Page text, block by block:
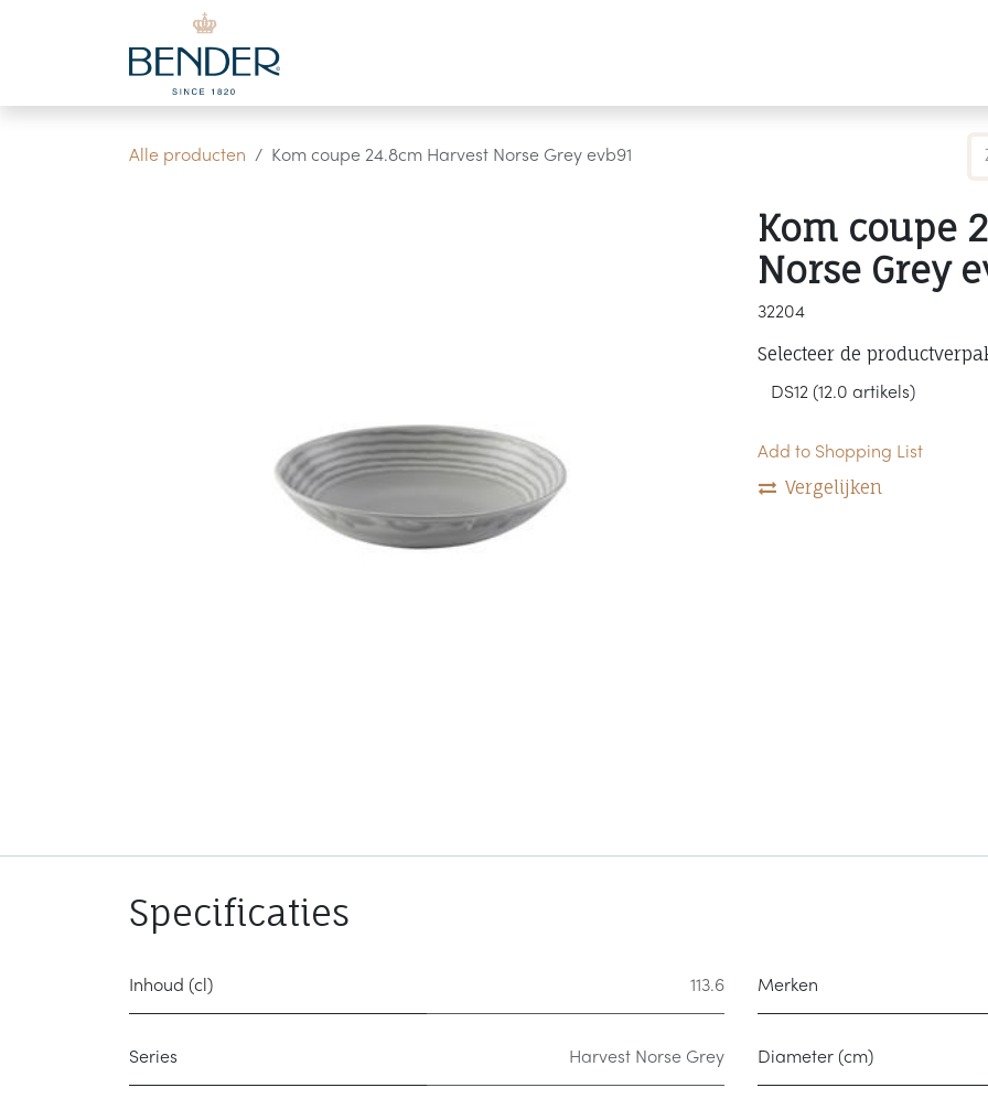
Overslaan naar inhoud
Alle producten Kom coupe 24.8cm Harvest Norse Grey evb91
Kom coupe
Norse Grey
32204
Selecteer de
Add to Shopping List
Vergelijken
Specificaties
Inhoud (cl) 113.6 Merken
Series Harvest Norse Grey Diameter (cm)